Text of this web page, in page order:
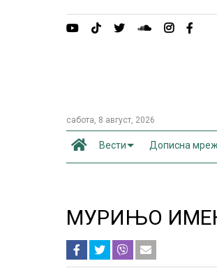
сабота, 8 август, 2026
Вести Дописна
МУРИЊО